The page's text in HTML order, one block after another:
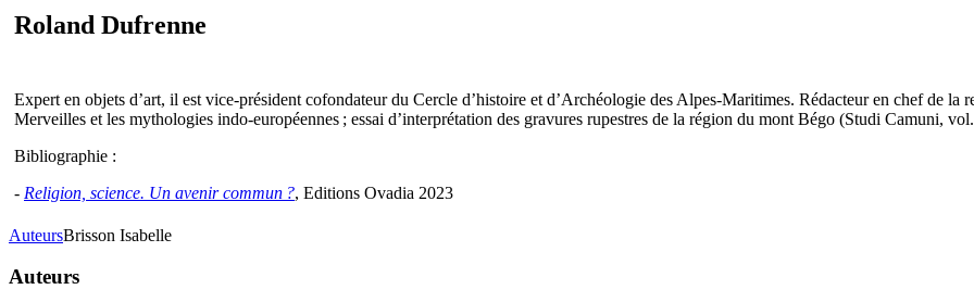
Roland Dufrenne
Expert en objets d’art, il est vice-président cofondateur du Cercle d’histoire et d’Archéologie des Alpes-Maritimes. Rédacteur en chef de
Merveilles et les mythologies indo-européennes ; essai d’interprétation des gravures rupestres de la région du mont Bégo (Studi Camuni,
Bibliographie :
- Religion, science. Un avenir commun ?, Editions Ovadia 2023
AuteursBrisson Isabelle
Auteurs